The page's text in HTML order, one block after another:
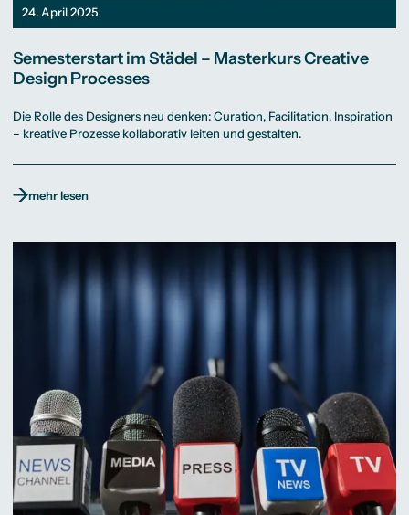
24. April 2025
Semesterstart im Städel – Masterkurs Creative
Design Processes
Die Rolle des Designers neu denken: Curation, Facilitation, Inspiration
– kreative Prozesse kollaborativ leiten und gestalten.
mehr lesen